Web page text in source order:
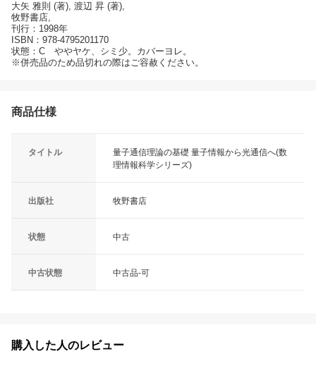
大矢 雅則 (著), 渡辺 昇 (著),
牧野書店,
刊行：1998年
ISBN：978-4795201170
状態：C ややヤケ、シミ少。カバーヨレ。
※併売品のため品切れの際はご容赦ください。
商品仕様
タイトル
量子通信理論の基礎 量子情報から光通信へ(数
理情報科学シリーズ)
出版社 牧野書店
状態 中古
中古状態 中古品-可
購入した人のレビュー